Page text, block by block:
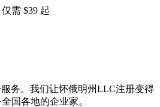
需 $39 起
务。我们让怀俄明州LLC注册变得
国各地的企业家。